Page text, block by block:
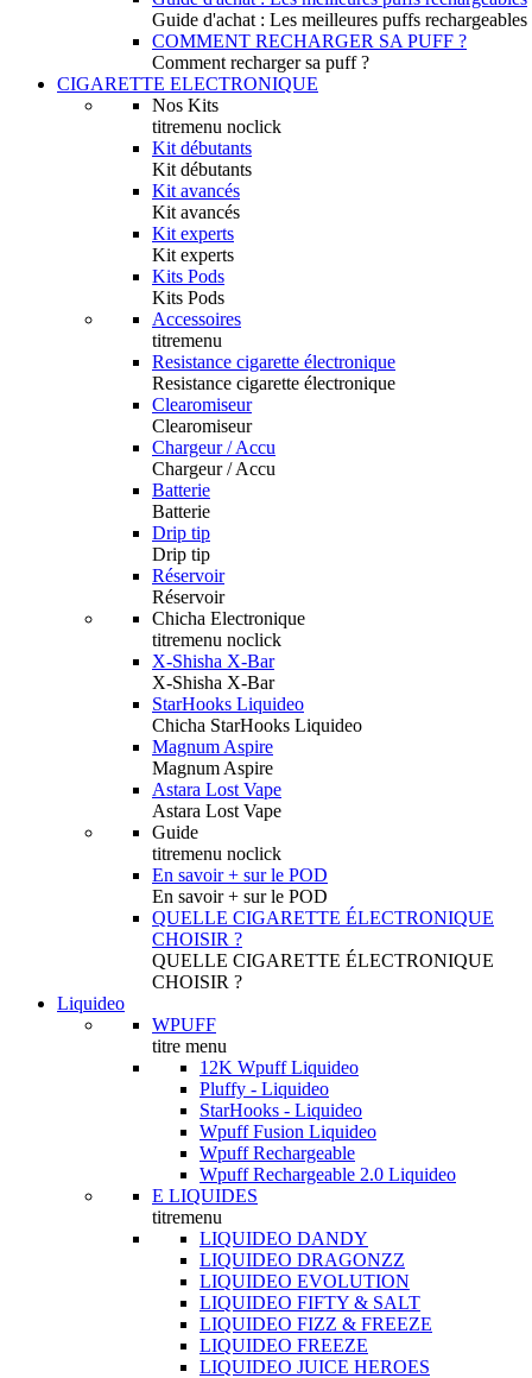
Guide d'achat : Les meilleures puffs rechargeables
COMMENT RECHARGER SA PUFF ?
Comment recharger sa puff ?
CIGARETTE ELECTRONIQUE
Nos Kits
titremenu noclick
Kit débutants
Kit débutants
Kit avancés
Kit avancés
Kit experts
Kit experts
Kits Pods
Kits Pods
Accessoires
titremenu
Resistance cigarette électronique
Resistance cigarette électronique
Clearomiseur
Clearomiseur
Chargeur / Accu
Chargeur / Accu
Batterie
Batterie
Drip tip
Drip tip
Réservoir
Réservoir
Chicha Electronique
titremenu noclick
X-Shisha X-Bar
X-Shisha X-Bar
StarHooks Liquideo
Chicha StarHooks Liquideo
Magnum Aspire
Magnum Aspire
Astara Lost Vape
Astara Lost Vape
Guide
titremenu noclick
En savoir + sur le POD
En savoir + sur le POD
QUELLE CIGARETTE ÉLECTRONIQUE
CHOISIR ?
QUELLE CIGARETTE ÉLECTRONIQUE
CHOISIR ?
Liquideo
WPUFF
titre menu
12K Wpuff Liquideo
Pluffy - Liquideo
StarHooks - Liquideo
Wpuff Fusion Liquideo
Wpuff Rechargeable
Wpuff Rechargeable 2.0 Liquideo
E LIQUIDES
titremenu
LIQUIDEO DANDY
LIQUIDEO DRAGONZZ
LIQUIDEO EVOLUTION
LIQUIDEO FIFTY & SALT
LIQUIDEO FIZZ & FREEZE
LIQUIDEO FREEZE
LIQUIDEO JUICE HEROES